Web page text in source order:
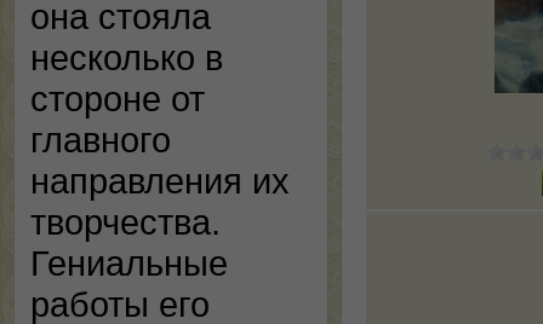
она стояла
несколько в
стороне от
главного
направления их
творчества.
Гениальные
работы его